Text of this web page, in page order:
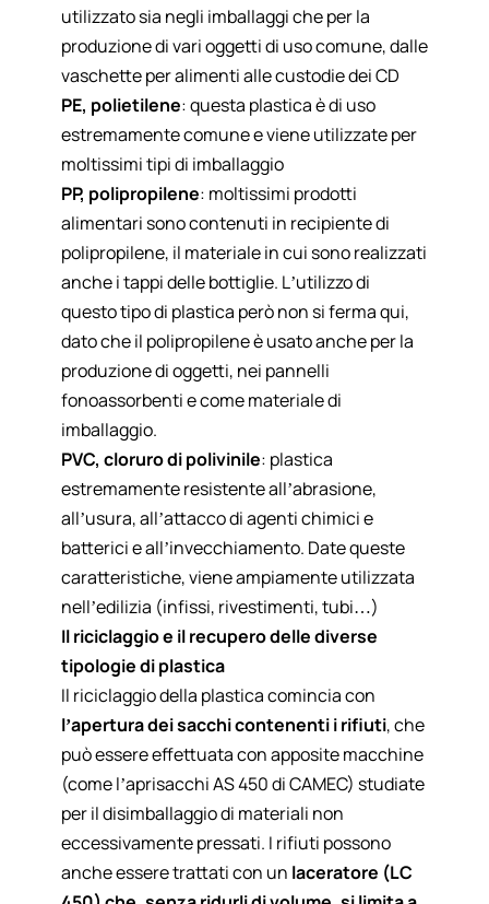
utilizzato sia negli imballaggi che per la
produzione di vari oggetti di uso comune, dalle
vaschette per alimenti alle custodie dei CD
PE, polietilene: questa plastica è di uso
estremamente comune e viene utilizzate per
moltissimi tipi di imballaggio
PP, polipropilene: moltissimi prodotti
alimentari sono contenuti in recipiente di
polipropilene, il materiale in cui sono realizzati
anche i tappi delle bottiglie. L’utilizzo di
questo tipo di plastica però non si ferma qui,
dato che il polipropilene è usato anche per la
produzione di oggetti, nei pannelli
fonoassorbenti e come materiale di
imballaggio.
PVC, cloruro di polivinile: plastica
estremamente resistente all’abrasione,
all’usura, all’attacco di agenti chimici e
batterici e all’invecchiamento. Date queste
caratteristiche, viene ampiamente utilizzata
nell’edilizia (infissi, rivestimenti, tubi…)
Il riciclaggio e il recupero delle diverse
tipologie di plastica
Il riciclaggio della plastica comincia con
l’apertura dei sacchi contenenti i rifiuti, che
può essere effettuata con apposite macchine
(come l’aprisacchi AS 450 di CAMEC) studiate
per il disimballaggio di materiali non
eccessivamente pressati. I rifiuti possono
anche essere trattati con un laceratore (LC